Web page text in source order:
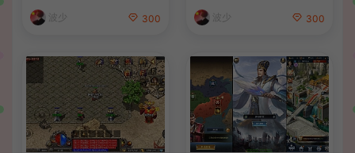
波少 300
+安卓+详细搭建教程
波少 300